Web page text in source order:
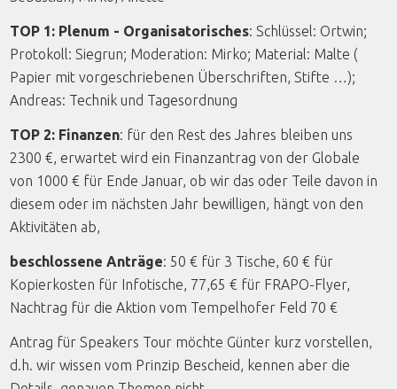
TOP 1: Plenum - Organisatorisches: Schlüssel: Ortwin;
Protokoll: Siegrun; Moderation: Mirko; Material: Malte (
Papier mit vorgeschriebenen Überschriften, Stifte …);
Andreas: Technik und Tagesordnung
TOP 2: Finanzen: für den Rest des Jahres bleiben uns
2300 €, erwartet wird ein Finanzantrag von der Globale
von 1000 € für Ende Januar, ob wir das oder Teile davon in
diesem oder im nächsten Jahr bewilligen, hängt von den
Aktivitäten ab,
beschlossene Anträge: 50 € für 3 Tische, 60 € für
Kopierkosten für Infotische, 77,65 € für FRAPO-Flyer,
Nachtrag für die Aktion vom Tempelhofer Feld 70 €
Antrag für Speakers Tour möchte Günter kurz vorstellen,
d.h. wir wissen vom Prinzip Bescheid, kennen aber die